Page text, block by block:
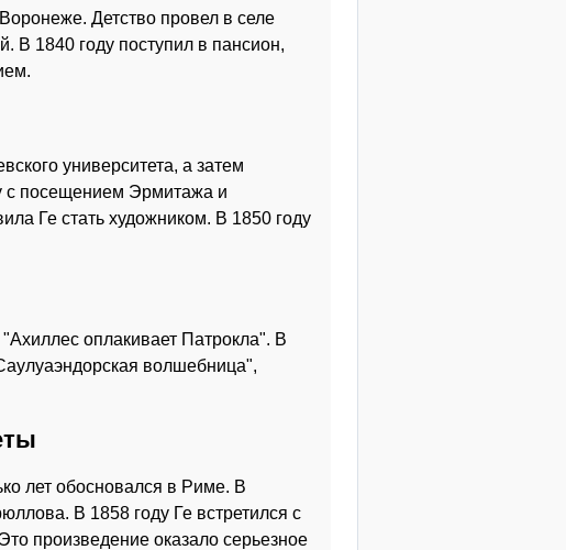
Детство провел в селе
В 1840 году поступил в пансион,
университета, а затем
с посещением Эрмитажа и
Ге стать художником. В 1850 году
оплакивает Патрокла". В
волшебница",
лет обосновался в Риме. В
В 1858 году Ге встретился с
произведение оказало серьезное